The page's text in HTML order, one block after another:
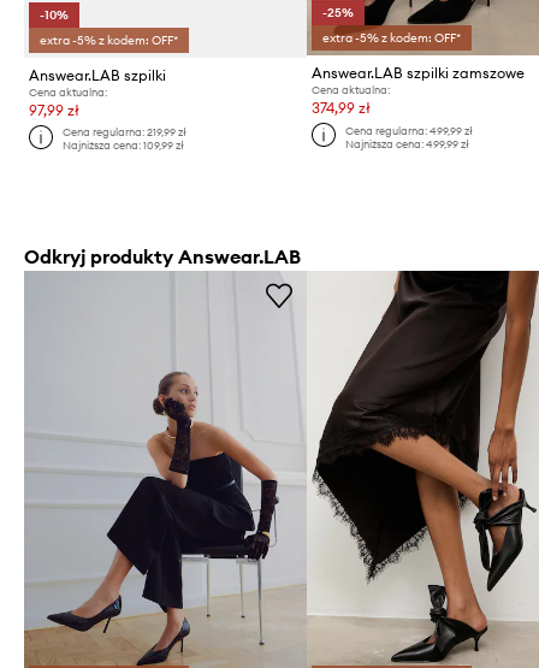
-10%
extra -5% z kodem: OFF*
Answear.LAB szpilki
Cena aktualna:
97,99 zł
Cena regularna:219,99 zł
Najniższa cena:109,99 zł
-25%
extra -5% z kodem: OFF*
Answear.LAB szpilki zamszowe
Cena aktualna:
374,99 zł
Cena regularna: 499,99 zł
Najniższa cena: 499,99 zł
Odkryj produkty Answear.LAB